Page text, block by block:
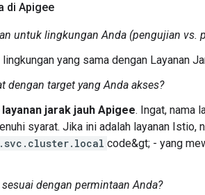
di Apigee
untuk lingkungan Anda (pengujian vs.
yang sama dengan Layanan
dengan target yang Anda akses?
jarak jauh Apigee. Ingat, nama
syarat. Jika ini adalah layanan Istio,
code&gt; - yang
dengan permintaan Anda?